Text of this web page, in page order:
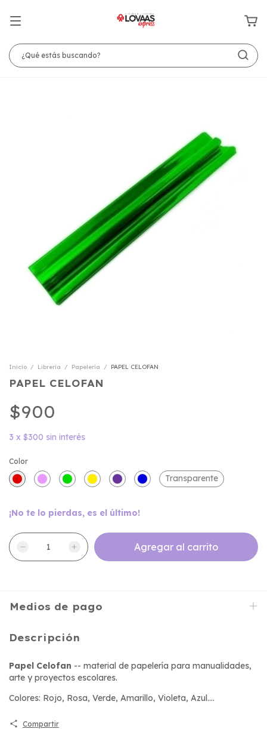
Inicio / Librería / Papelería / PAPEL CELOFAN
PAPEL CELOFAN
$900
3 x $300 sin interés
Color
Transparente
¡No te lo pierdas, es el último!
Medios de pago
Descripción
Papel Celofan -- material de papelería para manualidades,
arte y proyectos escolares.
Colores: Rojo, Rosa, Verde, Amarillo, Violeta, Azul....
Compartir